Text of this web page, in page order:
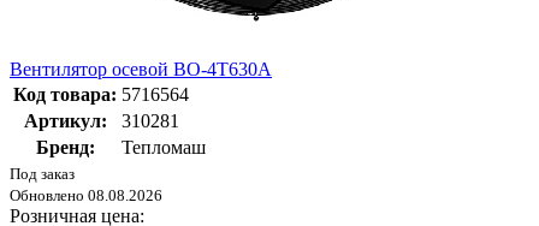
Вентилятор осевой ВО-4Т630А
Код товара: 5716564
Артикул:
310281
Бренд:
Тепломаш
Под заказ
Обновлено 08.08.2026
Розничная цена: